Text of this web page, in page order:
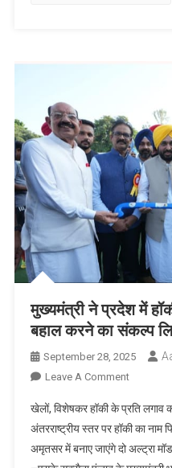
मुख्यमंत्री ने प्रदेश में
बहाल करने का संकल्प
September 28, 2025
Leave A CommentOn
ने
प्रदेश
में
खेलों, विशेषकर हॉकी के प्रति लगाव
अंतरराष्ट्रीय स्तर पर हॉकी का
अमृतसर में बनाए जाएंगे दो अल्ट्रा